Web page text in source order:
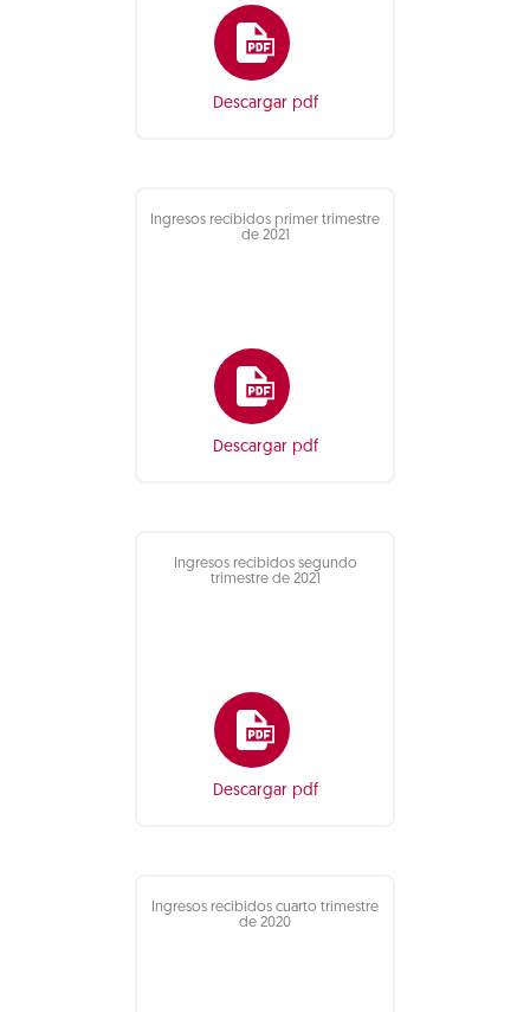
Descargar pdf
Ingresos recibidos primer trimestre
de 2021
Descargar pdf
Ingresos recibidos segundo
trimestre de 2021
Descargar pdf
Ingresos recibidos cuarto trimestre
de 2020